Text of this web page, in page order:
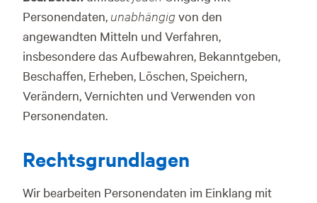
Personendaten, unabhängigvon den
angewandten Mitteln und Verfahren,
insbesondere das Aufbewahren, Bekanntgeben,
Beschaffen, Erheben, Löschen, Speichern,
Verändern, Vernichten und Verwenden von
Personendaten.
Rechtsgrundlagen
Wir bearbeiten Personendaten im Einklang mit